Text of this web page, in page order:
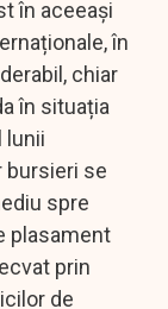
în aceeași
în
chiar
în situația
lunii
bursieri se
spre
plasament
prin
de